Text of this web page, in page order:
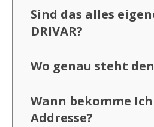
Sind das alles
DRIVAR?
Wo genau steht
Wann bekomme
Addresse?